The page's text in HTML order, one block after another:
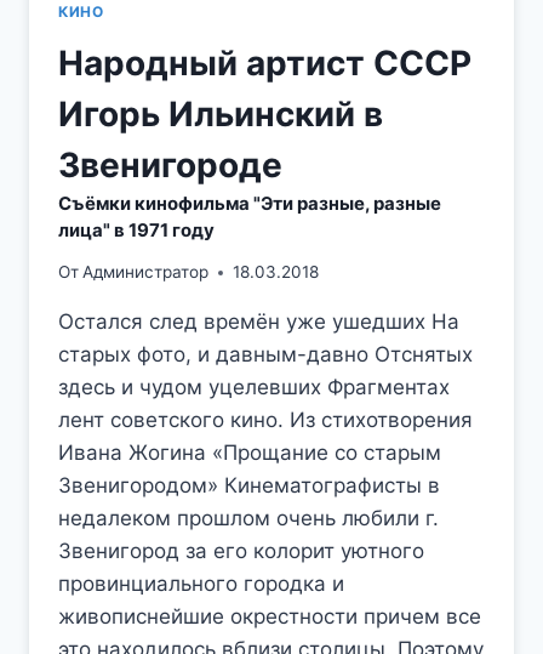
КИНО
Народный артист СССР
Игорь Ильинский в
Звенигороде
Съёмки кинофильма "Эти разные, разные
лица" в 1971 году
ОтАдминистратор 18.03.2018
Остался след времён уже ушедших На
старых фото, и давным-давно Отснятых
здесь и чудом уцелевших Фрагментах
лент советского кино. Из стихотворения
Ивана Жогина «Прощание со старым
Звенигородом» Кинематографисты в
недалеком прошлом очень любили г.
Звенигород за его колорит уютного
провинциального городка и
живописнейшие окрестности причем все